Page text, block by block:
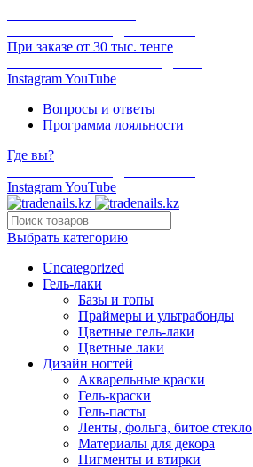
При заказе от 30 тыс. тенге
InstagramYouTube
Вопросы и ответы
Программа лояльности
Где вы?
InstagramYouTube
Выбрать категорию
Uncategorized
Гель-лаки
Базы и топы
Праймеры и ультрабонды
Цветные гель-лаки
Цветные лаки
Дизайн ногтей
Акварельные краски
Гель-краски
Гель-пасты
Ленты, фольга, битое стекло
Материалы для декора
Пигменты и втирки